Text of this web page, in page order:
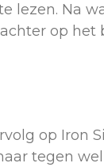
lezen. Na
op het
op Iron
tegen